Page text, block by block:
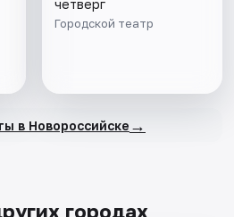
четверг
Городской театр
в Новороссийске →
городах